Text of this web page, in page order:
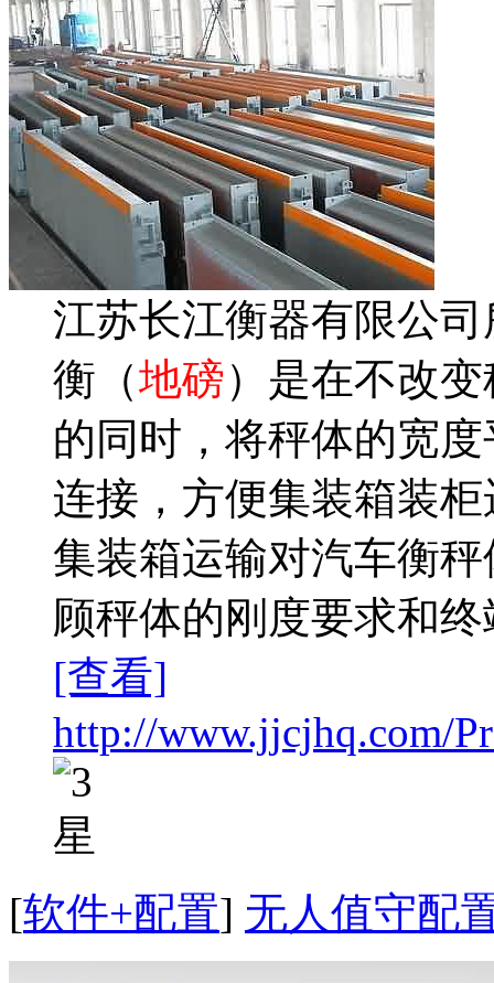
江苏长江衡器有限公
衡（地磅）是在不改
的同时，将秤体的宽
连接，方便集装箱装
集装箱运输对汽车衡
顾秤体的刚度要求和
[查看]
http://www.jjcjhq.com/
[软件+配置] 无人值守配